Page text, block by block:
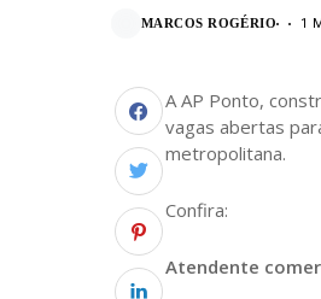
MARCOS ROGÉRIO 1
A AP Ponto,
vagas abertas
metropolitana.
Confira:
Atendente